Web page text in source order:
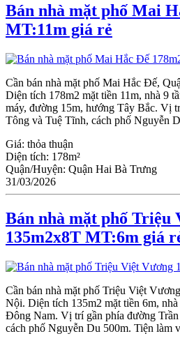
Bán nhà mặt phố Mai
MT:11m giá rẻ
Cần bán nhà mặt phố Mai Hắc Đế,
Diện tích 178m2 mặt tiền 11m, nhà 9
máy, đường 15m, hướng Tây Bắc. Vị
Tông và Tuệ Tĩnh, cách phố Nguyễn
Giá: thỏa thuận
Diện tích: 178m²
Quận/Huyện: Quận Hai Bà Trưng
31/03/2026
Bán nhà mặt phố Triệu
135m2x8T MT:6m giá
Cần bán nhà mặt phố Triệu Việt
Nội. Diện tích 135m2 mặt tiền 6m,
Đông Nam. Vị trí gần phía đường
cách phố Nguyễn Du 500m. Tiện làm